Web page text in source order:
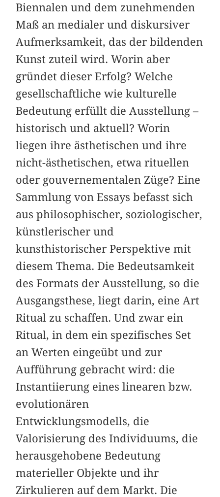
Biennalen und dem zunehmenden
Maß an medialer und diskursiver
Aufmerksamkeit, das der bildenden
Kunst zuteil wird. Worin aber
gründet dieser Erfolg? Welche
gesellschaftliche wie kulturelle
Bedeutung erfüllt die Ausstellung –
historisch und aktuell? Worin
liegen ihre ästhetischen und ihre
nicht-ästhetischen, etwa rituellen
oder gouvernementalen Züge? Eine
Sammlung von Essays befasst sich
aus philosophischer, soziologischer,
künstlerischer und
kunsthistorischer Perspektive mit
diesem Thema. Die Bedeutsamkeit
des Formats der Ausstellung, so die
Ausgangsthese, liegt darin, eine Art
Ritual zu schaffen. Und zwar ein
Ritual, in dem ein spezifisches Set
an Werten eingeübt und zur
Aufführung gebracht wird: die
Instantiierung eines linearen bzw.
evolutionären
Entwicklungsmodells, die
Valorisierung des Individuums, die
herausgehobene Bedeutung
materieller Objekte und ihr
Zirkulieren auf dem Markt. Die